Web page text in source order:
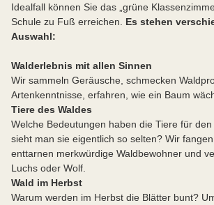
Idealfall können Sie das „grüne
Schule zu Fuß erreichen. Es stehen
Auswahl:
Walderlebnis mit allen Sinnen
Wir sammeln Geräusche, schmecken
Artenkenntnisse, erfahren, wie ein Baum
Tiere des Waldes
Welche Bedeutungen haben die Tiere für
sieht man sie eigentlich so selten? Wir
enttarnen merkwürdige Waldbewohner und
Luchs oder Wolf.
Wald im Herbst
Warum werden im Herbst die Blätter bunt?